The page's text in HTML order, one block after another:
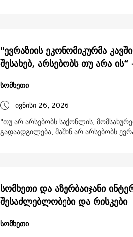
"ევრაზიის ეკონომიკურმა
შესახებ, არსებობს თუ არა
სომხეთი
ივნისი 26, 2026
"თუ არ არსებობს საქონლის,
გადაადგილება, მაშინ არ არსებობს
სომხეთი და აზერბაიჯანი
შესაძლებლობები და რისკები
სომხეთი